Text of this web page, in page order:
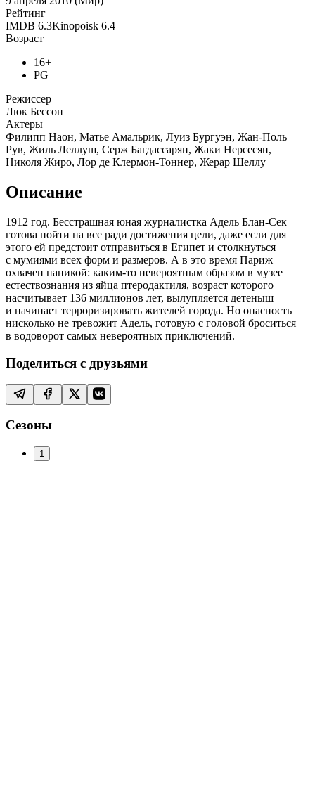
Рейтинг
IMDB 6.3Kinopoisk 6.4
Возраст
16+
PG
Режиссер
Люк Бессон
Актеры
Филипп Наон, Матье Амальрик, Луиз Бургуэн, Жан-Поль
Рув, Жиль Леллуш, Серж Багдассарян, Жаки Нерсесян,
Николя Жиро, Лор де Клермон-Тоннер, Жерар Шеллу
Описание
1912 год. Бесстрашная юная журналистка Адель Блан-Сек
готова пойти на все ради достижения цели, даже если для
этого ей предстоит отправиться в Египет и столкнуться
с мумиями всех форм и размеров. А в это время Париж
охвачен паникой: каким-то невероятным образом в музее
естествознания из яйца птеродактиля, возраст которого
насчитывает 136 миллионов лет, вылупляется детеныш
и начинает терроризировать жителей города. Но опасность
нисколько не тревожит Адель, готовую с головой броситься
в водоворот самых невероятных приключений.
Поделиться с друзьями
Сезоны
1